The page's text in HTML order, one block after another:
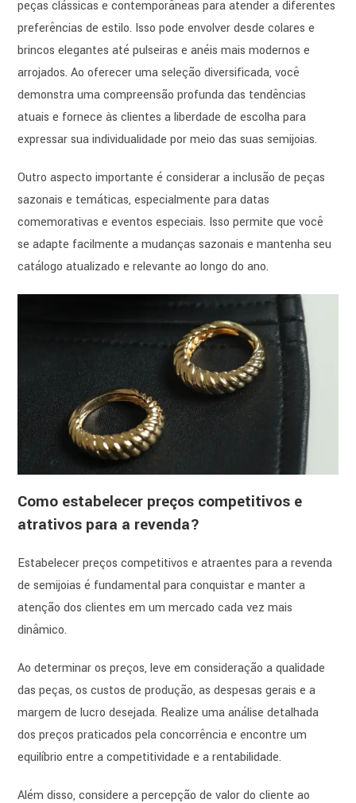
peças clássicas e contemporâneas para atender a diferentes
preferências de estilo. Isso pode envolver desde colares e
brincos elegantes até pulseiras e anéis mais modernos e
arrojados. Ao oferecer uma seleção diversificada, você
demonstra uma compreensão profunda das tendências
atuais e fornece às clientes a liberdade de escolha para
expressar sua individualidade por meio das suas semijoias.
Outro aspecto importante é considerar a inclusão de peças
sazonais e temáticas, especialmente para datas
comemorativas e eventos especiais. Isso permite que você
se adapte facilmente a mudanças sazonais e mantenha seu
catálogo atualizado e relevante ao longo do ano.
Como estabelecer preços competitivos e
atrativos para a revenda?
Estabelecer preços competitivos e atraentes para a revenda
de semijoias é fundamental para conquistar e manter a
atenção dos clientes em um mercado cada vez mais
dinâmico.
Ao determinar os preços, leve em consideração a qualidade
das peças, os custos de produção, as despesas gerais e a
margem de lucro desejada. Realize uma análise detalhada
dos preços praticados pela concorrência e encontre um
equilíbrio entre a competitividade e a rentabilidade.
Além disso, considere a percepção de valor do cliente ao